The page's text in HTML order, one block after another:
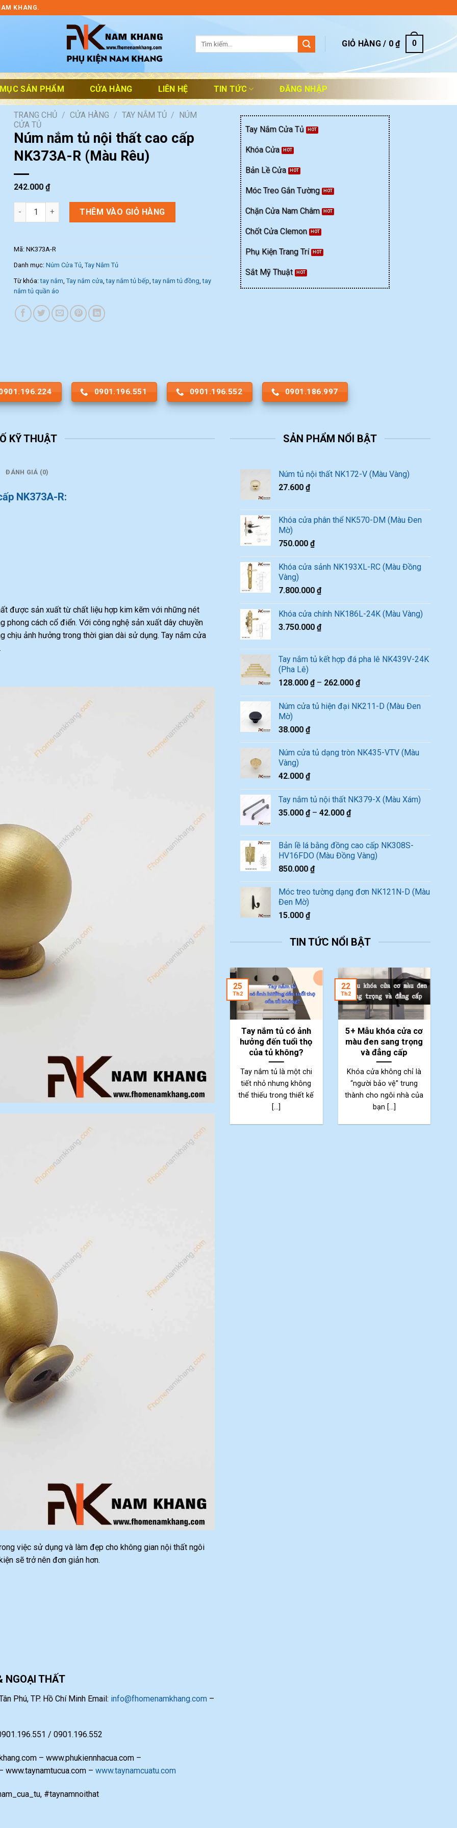
KHANG.
GIỎ HÀNG / 0₫ 0
SẢN PHẨM CỬA HÀNG LIÊN HỆ TIN TỨC ĐĂNG NHẬP
TRANG CHỦ / CỬA HÀNG / TAY NẮM TỦ / NÚM
CỬA TỦ
Núm nắm tủ nội thất cao cấp
NK373A-R (Màu Rêu)
242.000₫
Núm nắm tủ nội thất cao cấp NK373A-R (Màu Rêu) số lượng
THÊM VÀO GIỎ HÀNG
Mã:NK373A-R
Danh mục:Núm Cửa Tủ ,Tay Nắm Tủ
Từ khóa:tay nắm ,Tay nắm cửa ,tay nắm tủ bếp ,tay nắm tủ đồng ,tay
nắm tủ quần áo
Tay Nắm Cửa Tủ
Khóa Cửa
Bản Lề Cửa
Móc Treo Gắn Tường
Chặn Cửa Nam Châm
Chốt Cửa Clemon
Phụ Kiện Trang Trí
Sắt Mỹ Thuật
0901.196.551 0901.196.552 0901.186.997
KỸ THUẬT
ĐÁNH GIÁ (0)
NK373A-R:
được sản xuất từ chất liệu hợp kim kẽm với những nét
phong cách cổ điển. Với công nghệ sản xuất dây chuyền
chịu ảnh hưởng trong thời gian dài sử dụng. Tay nắm cửa
việc sử dụng và làm đẹp cho không gian nội thất ngôi
sẽ trở nên đơn giản hơn.
NGOẠI THẤT
Phú, TP. Hồ Chí Minh Email: info@fhomenamkhang.com –
/ 0901.196.552
– www.phukiennhacua.com –
www.taynamtucua.com – www.taynamcuatu.com
#taynamnoithat
SẢN PHẨM NỔI BẬT
Núm tủ nội thất NK172-V (Màu Vàng)
27.600₫
Khóa cửa phân thể NK570-DM (Màu Đen
Mờ)
750.000₫
Khóa cửa sảnh NK193XL-RC (Màu Đồng
Vàng)
7.800.000₫
Khóa cửa chính NK186L-24K (Màu Vàng)
3.750.000₫
Tay nắm tủ kết hợp đá pha lê NK439V-24K
(Pha Lê)
128.000₫– 262.000₫
Núm cửa tủ hiện đại NK211-D (Màu Đen
Mờ)
38.000₫
Núm cửa tủ dạng tròn NK435-VTV (Màu
Vàng)
42.000₫
Tay nắm tủ nội thất NK379-X (Màu Xám)
35.000₫–42.000₫
Bản lề lá bằng đồng cao cấp NK308S-
HV16FDO (Màu Đồng Vàng)
850.000₫
Móc treo tường dạng đơn NK121N-D (Màu
Đen Mờ)
15.000₫
TIN TỨC NỔI BẬT
Tay nắm tủ có ảnh
hưởng đến tuổi thọ
của tủ không?
Tay nắm tủ là một chi
tiết nhỏ nhưng không
thể thiếu trong thiết kế
[...]
25
Th2
5+ Mẫu khóa cửa cơ
màu đen sang trọng
và đẳng cấp
Khóa cửa không chỉ là
“người bảo vệ” trung
thành cho ngôi nhà của
bạn [...]
22
Th2
nội thất với ưu đãi
20%
Tết Nguyên Đán 2025
đang tới gần, không khí
Th1
Mỗi chi tiết nhỏ trong
ngôi nhà đều có thể tạo
nên sự khác biệt [...]